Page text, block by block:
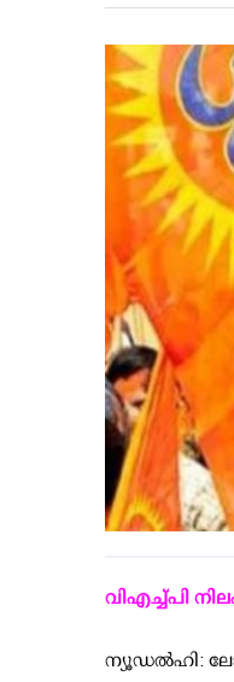
വിഎച്ച്പി
ന്യൂഡല്‍ഹി: